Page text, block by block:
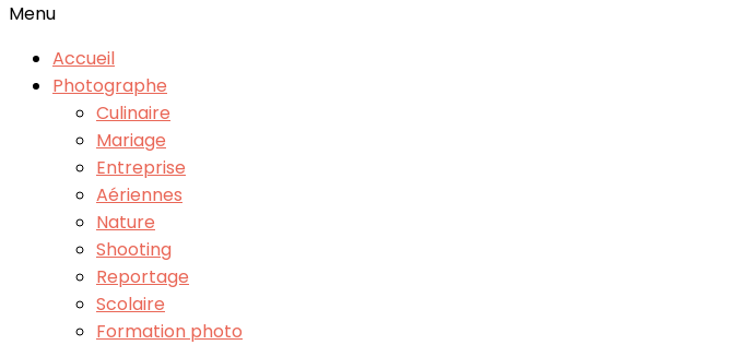
Menu
Accueil
Photographe
Culinaire
Mariage
Entreprise
Aériennes
Nature
Shooting
Reportage
Scolaire
Formation photo